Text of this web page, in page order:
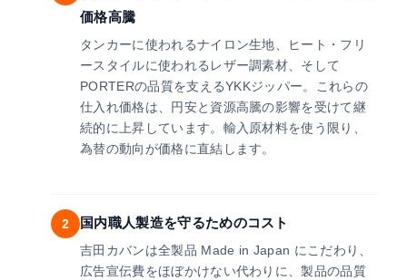
価格高騰
タンカーに使われるナイロン生地、ヒート・フリ
ースタイルに使われるレザー調素材、そして
PORTERの品質を支えるYKKジッパー。これらの
仕入れ価格は、円安と資源高騰の影響を受けて継
続的に上昇しています。輸入原材料を使う限り、
為替の動向が価格に直結します。
2 国内職人製造を守るためのコスト
吉田カバンは全製品 Made in Japan にこだわり、
広告宣伝費をほぼかけない代わりに、製品の品質